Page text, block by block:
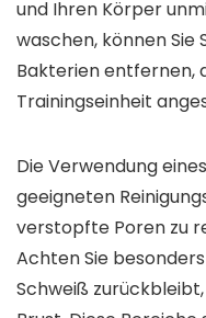
und Ihren Körper
waschen, können Sie
Bakterien entfernen,
Trainingseinheit
Die Verwendung
geeigneten
verstopfte Poren zu
Achten Sie
Schweiß zurückbleibt,